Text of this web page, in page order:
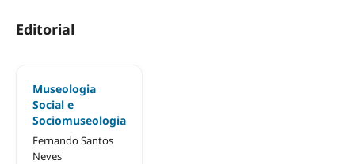
Editorial
Museologia
Social e
Sociomuseologia
Fernando Santos
Neves